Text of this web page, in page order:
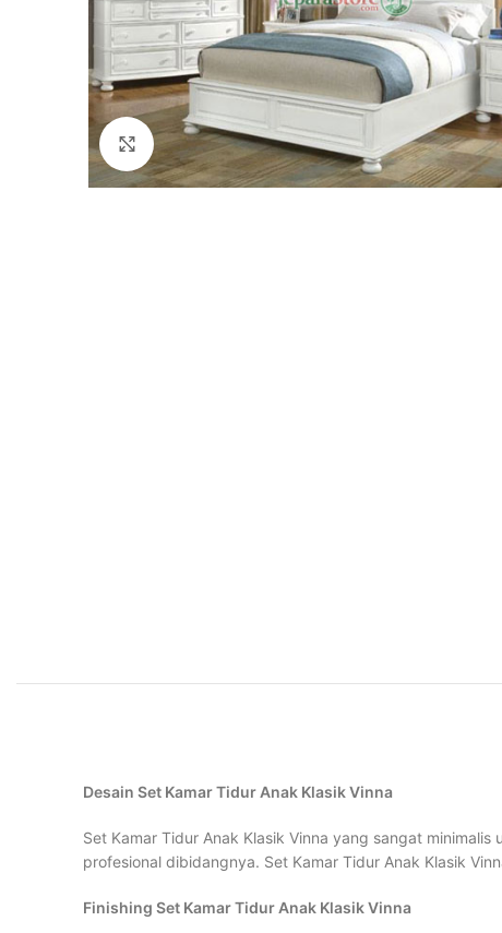
Click to enlarge
Desain Set Kamar Tidur Anak Klasik Vinna
Set Kamar Tidur Anak Klasik Vinna yang sangat
profesional dibidangnya. Set Kamar Tidur Anak Klasik
Finishing Set Kamar Tidur Anak Klasik Vinna